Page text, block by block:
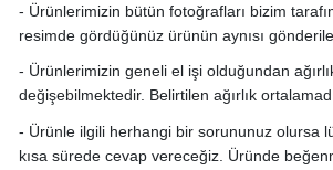
- Ürünlerimizin bütün fotoğrafları bizim
resimde gördüğünüz ürünün aynısı
- Ürünlerimizin geneli el işi olduğundan
değişebilmektedir. Belirtilen ağırlık
- Ürünle ilgili herhangi bir sorununuz olursa
kısa sürede cevap vereceğiz. Üründe